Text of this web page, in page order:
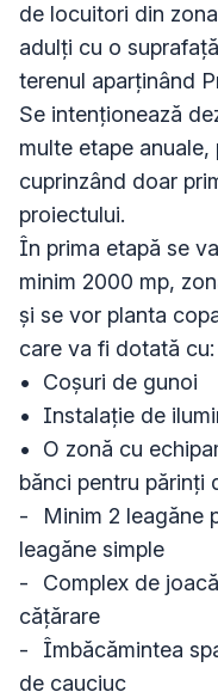
de locuitori din
adulți cu o
terenul aparținând
Se intenționează
multe etape
cuprinzând doar
proiectului.
În prima etapă se
minim 2000 mp,
și se vor planta
care va fi dotată cu:
•	Coșuri de gunoi
•	Instalație de iluminat
•	O zonă cu echipamente de joacă pentru copii și
bănci pentru părinți
-	Minim 2 leagăne pentru copii  preșcolari și două
leagăne simple
-	Complex de joacă cu tobogan și spațiu pentru
cățărare
-	Îmbăcămintea spațiului de joacă va fi cu dale
de cauciuc